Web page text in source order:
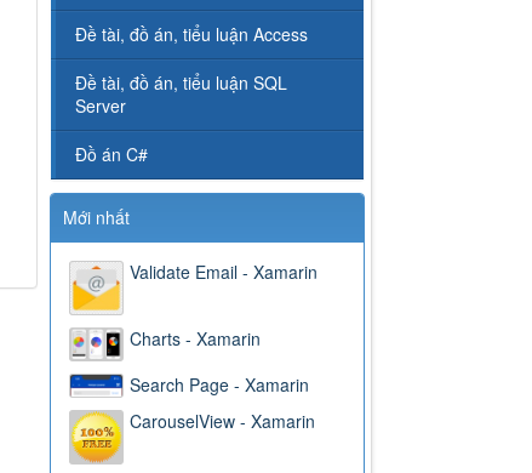
Đề tài, đồ án, tiểu luận Access
Đề tài, đồ án, tiểu luận SQL
Server
Đồ án C#
Mới nhất
Validate Email - Xamarin
Charts - Xamarin
Search Page - Xamarin
CarouselView - Xamarin